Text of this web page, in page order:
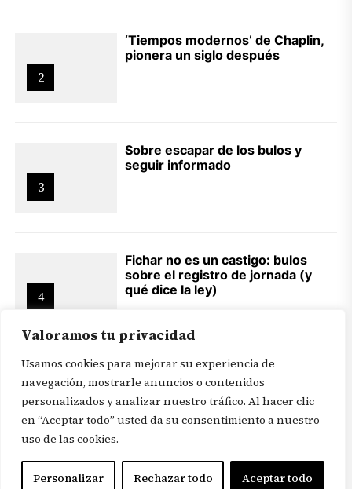
Valoramos tu privacidad
Usamos cookies para mejorar su experiencia de
navegación, mostrarle anuncios o contenidos
personalizados y analizar nuestro tráfico. Al hacer clic
en “Aceptar todo” usted da su consentimiento a nuestro
uso de las cookies.
Personalizar Rechazar todo Aceptar todo
2
‘Tiempos modernos’ de Chaplin,
pionera un siglo después
3
Sobre escapar de los bulos y
seguir informado
4
Fichar no es un castigo: bulos
sobre el registro de jornada (y
qué dice la ley)
© 2026Revista In Itinere. Todos los derechos reservados |
Aviso legal|Política de privacidad